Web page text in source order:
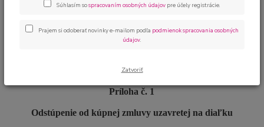
Odstúpenie od zmluvy
uzatvorenej na diaľku
Príloha č. 1
Odstúpenie od kúpnej zmluvy uzavretej na diaľku
Súhlasím sospracovaním osobných údajov pre účely registrácie.
Prajem si odoberať novinky e-mailom podľa podmienok spracovania osobných
údajov.
Zatvoriť